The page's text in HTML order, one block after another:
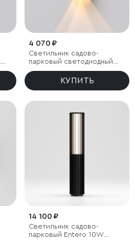
4 070 ₽
Светильник садово-
парковый светодиодный
Twinray 3000K
КУПИТЬ
14 100 ₽
Светильник садово-
парковый Entero 10W